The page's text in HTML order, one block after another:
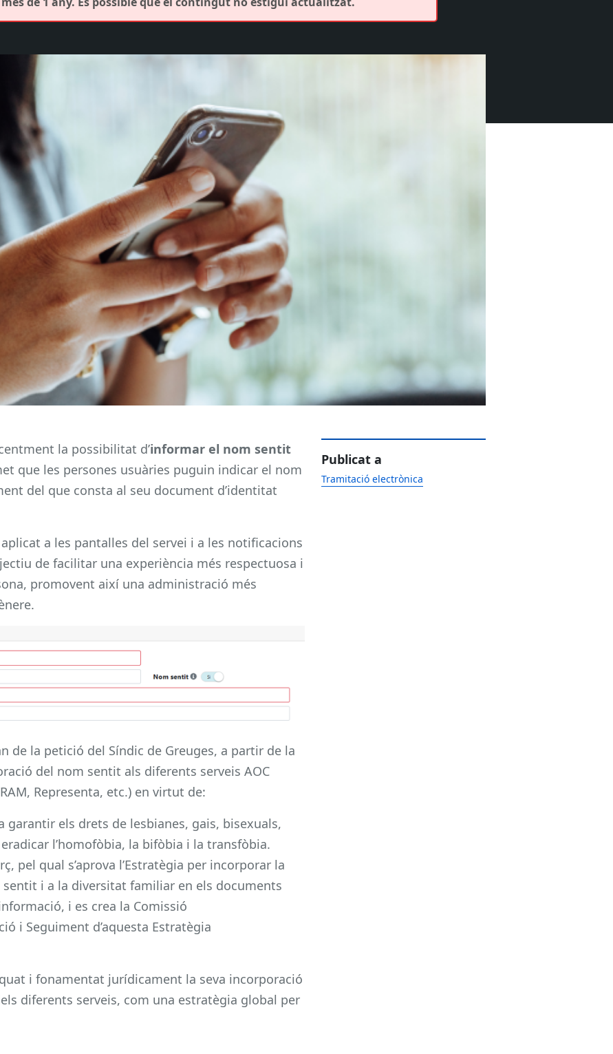
la possibilitat d’informar el nom sentit
que les persones usuàries puguin indicar el nom
del que consta al seu document d’identitat
a les pantalles del servei i a les notificacions
de facilitar una experiència més respectuosa i
promovent així una administració més
de la petició del Síndic de Greuges, a partir de la
del nom sentit als diferents serveis AOC
Representa, etc.) en virtut de:
garantir els drets de lesbianes, gais, bisexuals,
l’homofòbia, la bifòbia i la transfòbia.
pel qual s’aprova l’Estratègia per incorporar la
i a la diversitat familiar en els documents
i es crea la Comissió
i Seguiment d’aquesta Estratègia
i fonamentat jurídicament la seva incorporació
diferents serveis, com una estratègia global per
Publicat a
Tramitació electrònica